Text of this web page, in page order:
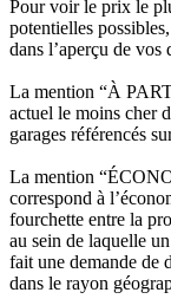
Pour voir le prix le
potentielles
dans l’aperçu de vos
La mention “À
actuel le moins cher
garages référencés
La mention
correspond à
fourchette entre la
au sein de laquelle
fait une demande de
dans le rayon